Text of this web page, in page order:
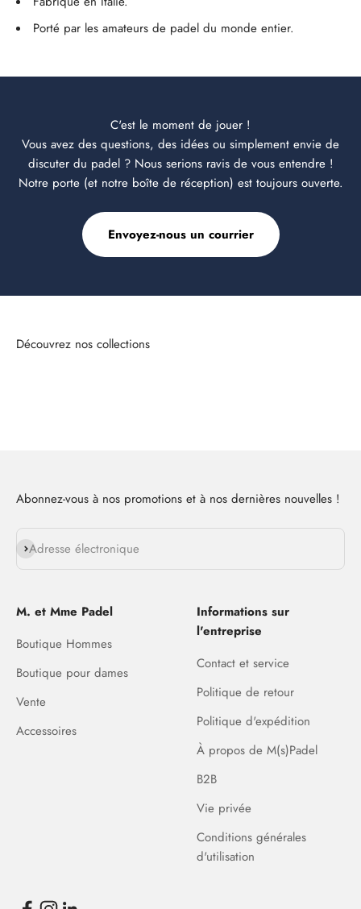
Porté par les amateurs de padel du monde entier.
C'est le moment de jouer !
Vous avez des questions, des idées ou simplement envie de
discuter du padel ? Nous serions ravis de vous entendre !
Notre porte (et notre boîte de réception) est toujours ouverte.
Envoyez-nous un courrier
Abonnez-vous à nos promotions et à nos dernières nouvelles !
Adresse électronique
S'abonner
M. et Mme Padel
Boutique Hommes
Boutique pour dames
Vente
Accessoires
Informations sur
l'entreprise
Contact et service
Politique de retour
Politique d'expédition
À propos de M(s)Padel
B2B
Vie privée
Conditions générales
d'utilisation